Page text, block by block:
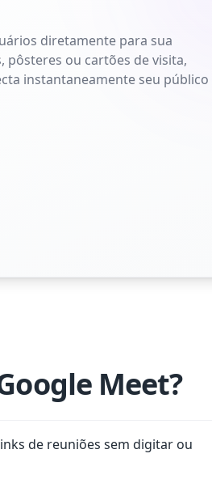
diretamente para sua
pôsteres ou cartões de visita,
instantaneamente seu público
Meet?
de reuniões sem digitar ou